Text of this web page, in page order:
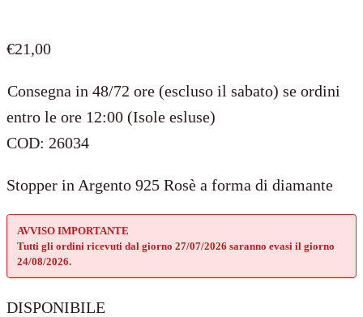
€21,00
Consegna in 48/72 ore (escluso il sabato) se ordini
entro le ore 12:00 (Isole esluse)
COD: 26034
Stopper in Argento 925 Rosè a forma di diamante
AVVISO IMPORTANTE
Tutti gli ordini ricevuti dal giorno 27/07/2026 saranno evasi il giorno
24/08/2026.
DISPONIBILE